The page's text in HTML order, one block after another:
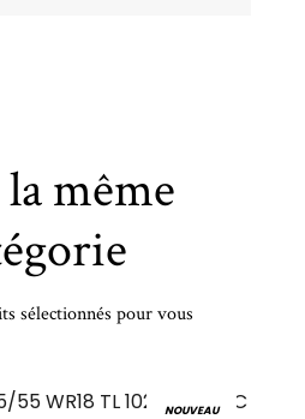
même
sélectionnés pour vous
NOUVEAU